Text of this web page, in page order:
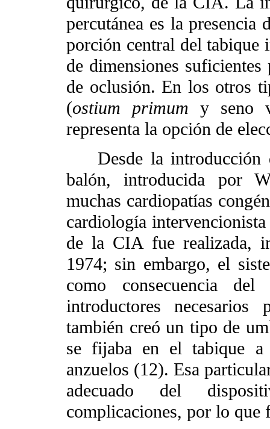
percutánea es la
porción central del tabique
de dimensiones
de oclusión. En los otros
(ostium primum y seno
representa la opción de
Desde la introducción
balón, introducida por
muchas cardiopatías
cardiología
de la CIA fue realizada,
1974; sin embargo, el
como consecuencia
introductores
también creó un tipo de
se fijaba en el tabique a
anzuelos (12). Esa
adecuado del
complicaciones, por lo que